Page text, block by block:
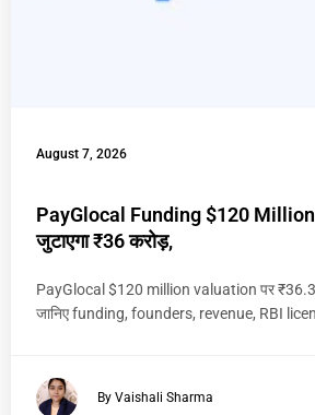
August 7, 2026
PayGlocal Funding $120
जुटाएगा ₹36 करोड़,
PayGlocal $120 million valuation पर
जानिए funding, founders, revenue, RBI
By Vaishali Sharma